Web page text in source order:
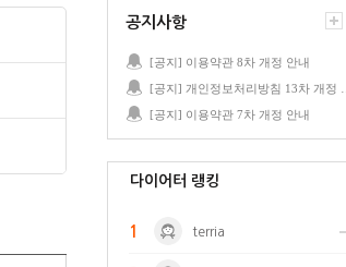
공지사항
[공지] 이용약관 8차 개정 안내
[공지] 이용약관 7차 개정 안내
다이어터 랭킹
1 terria